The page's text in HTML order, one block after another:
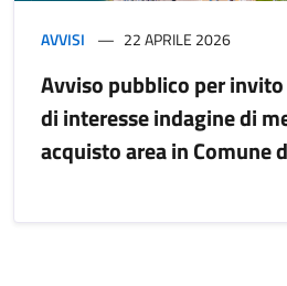
AVVISI 22 APRILE 2026
Avviso pubblico per
di interesse indagine di
acquisto area in Comune